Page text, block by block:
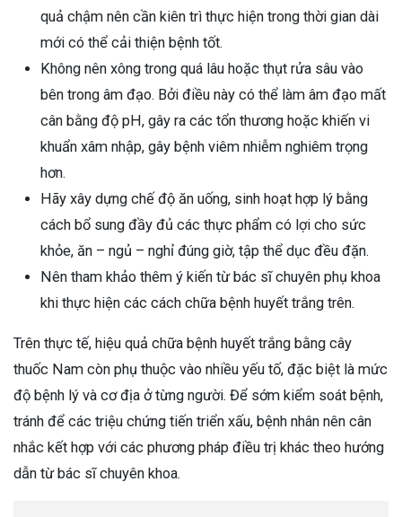
quả chậm nên cần kiên trì thực hiện trong thời gian dài
mới có thể cải thiện bệnh tốt.
Không nên xông trong quá lâu hoặc thụt rửa sâu vào
bên trong âm đạo. Bởi điều này có thể làm âm đạo mất
cân bằng độ pH, gây ra các tổn thương hoặc khiến vi
khuẩn xâm nhập, gây bệnh viêm nhiễm nghiêm trọng
hơn.
Hãy xây dựng chế độ ăn uống, sinh hoạt hợp lý bằng
cách bổ sung đầy đủ các thực phẩm có lợi cho sức
khỏe, ăn – ngủ – nghỉ đúng giờ, tập thể dục đều đặn.
Nên tham khảo thêm ý kiến từ bác sĩ chuyên phụ khoa
khi thực hiện các cách chữa bệnh huyết trắng trên.
Trên thực tế, hiệu quả chữa bệnh huyết trắng bằng cây
thuốc Nam còn phụ thuộc vào nhiều yếu tố, đặc biệt là mức
độ bệnh lý và cơ địa ở từng người. Để sớm kiểm soát bệnh,
tránh để các triệu chứng tiến triển xấu, bệnh nhân nên cân
nhắc kết hợp với các phương pháp điều trị khác theo hướng
dẫn từ bác sĩ chuyên khoa.